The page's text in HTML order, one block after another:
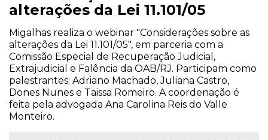
alterações da Lei 11.101/05
Migalhas realiza o webinar "Considerações sobre as
alterações da Lei 11.101/05", em parceria com a
Comissão Especial de Recuperação Judicial,
Extrajudicial e Falência da OAB/RJ. Participam como
palestrantes: Adriano Machado, Juliana Castro,
Dones Nunes e Taissa Romeiro. A coordenação é
feita pela advogada Ana Carolina Reis do Valle
Monteiro.